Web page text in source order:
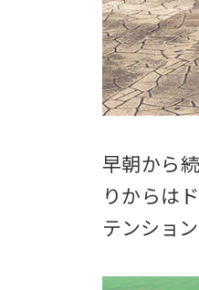
早朝から
りからは
テンショ